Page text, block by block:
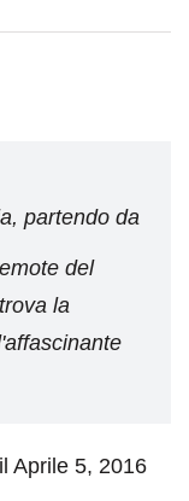
partendo da
del
la
Aprile 5, 2016